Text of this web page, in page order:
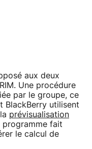
aux deux
Une procédure
par le groupe, ce
BlackBerry utilisent
prévisualisation
programme fait
le calcul de